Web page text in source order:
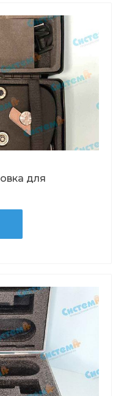
для